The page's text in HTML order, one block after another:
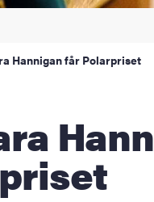
Hannigan får Polarpriset